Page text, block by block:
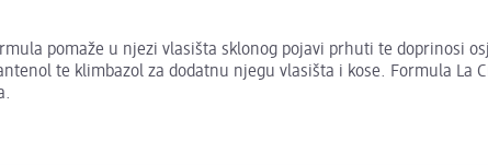
pomaže u njezi vlasišta sklonog pojavi prhuti te doprinosi
te klimbazol za dodatnu njegu vlasišta i kose. Formula La